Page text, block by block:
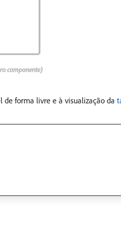
forma livre e à visualização da